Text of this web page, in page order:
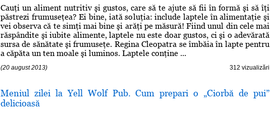
Cauţi un aliment nutritiv şi gustos, care să te ajute să fii în formă şi să îţi
păstrezi frumuseţea? Ei bine, iată soluţia: include laptele în alimentaţie şi
vei observa că te simţi mai bine şi arăţi pe măsură! Fiind unul din cele mai
răspândite şi iubite alimente, laptele nu este doar gustos, ci şi o adevărată
sursa de sănătate şi frumuseţe. Regina Cleopatra se îmbăia în lapte pentru
a căpăta un ten moale şi luminos. Laptele conţine ...
(20 august 2013) 312 vizualizări
Meniul zilei la Yell Wolf Pub. Cum prepari o „Ciorbă de pui”
delicioasă